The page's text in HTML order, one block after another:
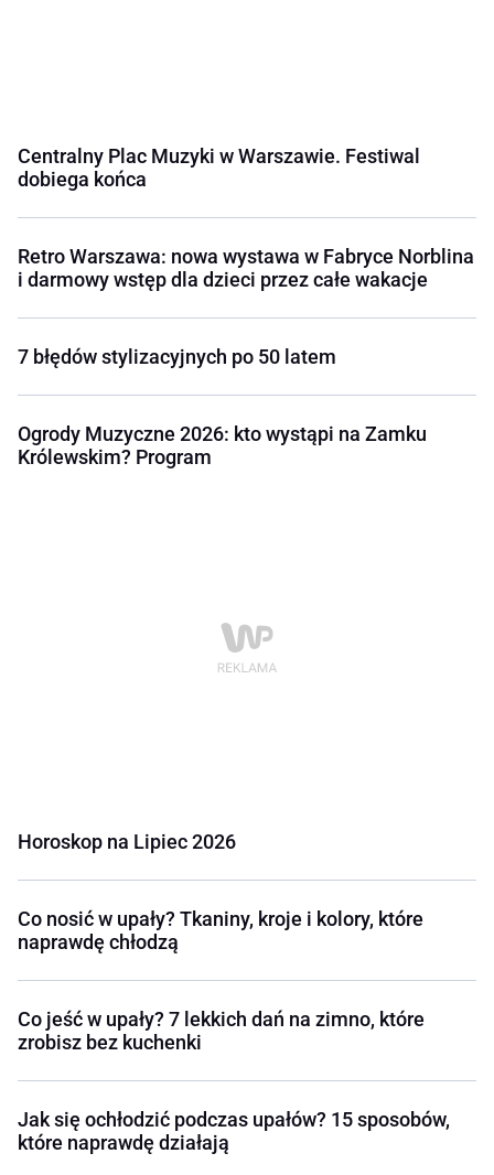
Centralny Plac Muzyki w Warszawie. Festiwal
dobiega końca
Retro Warszawa: nowa wystawa w Fabryce Norblina
i darmowy wstęp dla dzieci przez całe wakacje
7 błędów stylizacyjnych po 50 latem
Ogrody Muzyczne 2026: kto wystąpi na Zamku
Królewskim? Program
Horoskop na Lipiec 2026
Co nosić w upały? Tkaniny, kroje i kolory, które
naprawdę chłodzą
Co jeść w upały? 7 lekkich dań na zimno, które
zrobisz bez kuchenki
Jak się ochłodzić podczas upałów? 15 sposobów,
które naprawdę działają